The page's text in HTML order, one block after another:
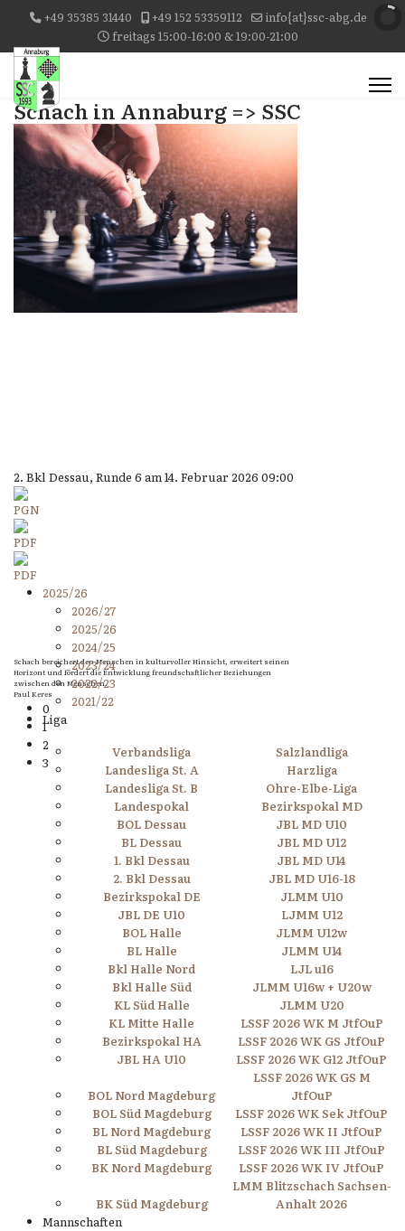
+49 35385 31440 +49 152 53359112
info{at}ssc-abg.de
freitags 15:00-16:00 & 19:00-21:00
Schach in Annaburg => SSC
Schach bereichert den Menschen in kulturvoller Hinsicht, erweitert seinen
Horizont und fördert die Entwicklung freundschaftlicher Beziehungen
zwischen den Menschen.
Paul Keres
0
1
2
3
2. Bkl Dessau, Runde 6 am 14. Februar 2026 09:00
2025/26
2026/27
2025/26
2024/25
2023/24
2022/23
2021/22
Liga
Verbandsliga
Salzlandliga
Landesliga St. A
Harzliga
Landesliga St. B
Ohre-Elbe-Liga
Landespokal
Bezirkspokal MD
BOL Dessau
JBL MD U10
BL Dessau
JBL MD U12
1. Bkl Dessau
JBL MD U14
2. Bkl Dessau
JBL MD U16-18
Bezirkspokal DE
JLMM U10
JBL DE U10
LJMM U12
BOL Halle
JLMM U12w
BL Halle
JLMM U14
Bkl Halle Nord
LJL u16
Bkl Halle Süd
JLMM U16w + U20w
KL Süd Halle
JLMM U20
KL Mitte Halle
LSSF 2026 WK M JtfOuP
Bezirkspokal HA
LSSF 2026 WK GS JtfOuP
JBL HA U10
LSSF 2026 WK G12 JtfOuP
BOL Nord Magdeburg
LSSF 2026 WK GS M
JtfOuP
BOL Süd Magdeburg
LSSF 2026 WK Sek JtfOuP
BL Nord Magdeburg
LSSF 2026 WK II JtfOuP
BL Süd Magdeburg
LSSF 2026 WK III JtfOuP
BK Nord Magdeburg
LSSF 2026 WK IV JtfOuP
BK Süd Magdeburg
LMM Blitzschach Sachsen-
Anhalt 2026
Mannschaften